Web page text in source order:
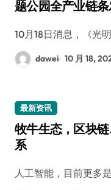
题公园全产业链
10月18日消息，《光
dawei 10 月 18,
最新资讯
牧牛生态，区块
系
人工智能，目前更